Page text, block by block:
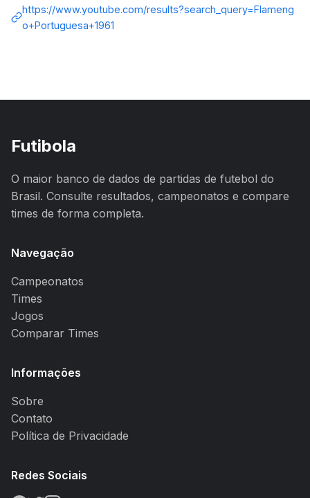
https://www.youtube.com/results?search_query=Flameng
o+Portuguesa+1961
Futibola
O maior banco de dados de partidas de futebol do
Brasil. Consulte resultados, campeonatos e compare
times de forma completa.
Navegação
Campeonatos
Times
Jogos
Comparar Times
Informações
Sobre
Contato
Política de Privacidade
Redes Sociais